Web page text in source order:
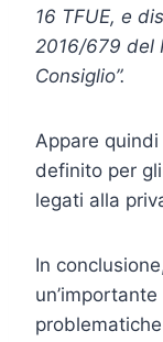
16 TFUE, e
2016/679 del
Consiglio”.
Appare
definito per
legati alla
In